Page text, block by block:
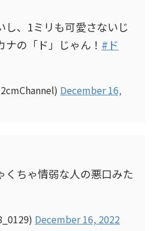
し、1ミリも可愛さないじ
の「ド」じゃん！ #ド
December 16,
くちゃ情弱な人の悪口みた
December 16, 2022